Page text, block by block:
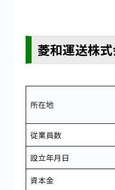
菱和運送株
所在地
従業員数
設立年月日
資本金